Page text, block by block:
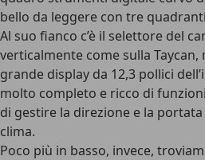
bello da leggere con tre
Al suo fianco c’è il selettore del
verticalmente come sulla Taycan,
grande display da 12,3 pollici
molto completo e ricco di
di gestire la direzione e la
clima.
Poco più in basso, invece,